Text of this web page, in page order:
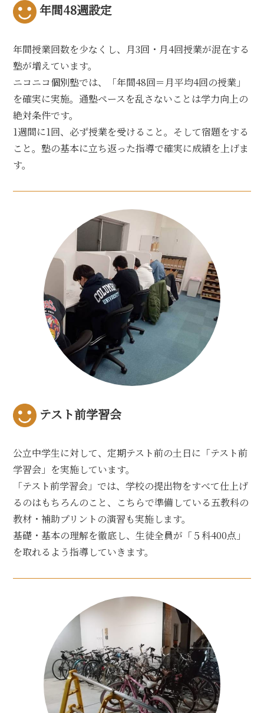
年間48週設定
年間授業回数を少なくし、月3回・月4回授業が混在する
塾が増えています。
ニコニコ個別塾では、「年間48回＝月平均4回の授業」
を確実に実施。通塾ペースを乱さないことは学力向上の
絶対条件です。
1週間に1回、必ず授業を受けること。そして宿題をする
こと。塾の基本に立ち返った指導で確実に成績を上げま
す。
テスト前学習会
公立中学生に対して、定期テスト前の土日に「テスト前
学習会」を実施しています。
「テスト前学習会」では、学校の提出物をすべて仕上げ
るのはもちろんのこと、こちらで準備している五教科の
教材・補助プリントの演習も実施します。
基礎・基本の理解を徹底し、生徒全員が「５科400点」
を取れるよう指導していきます。